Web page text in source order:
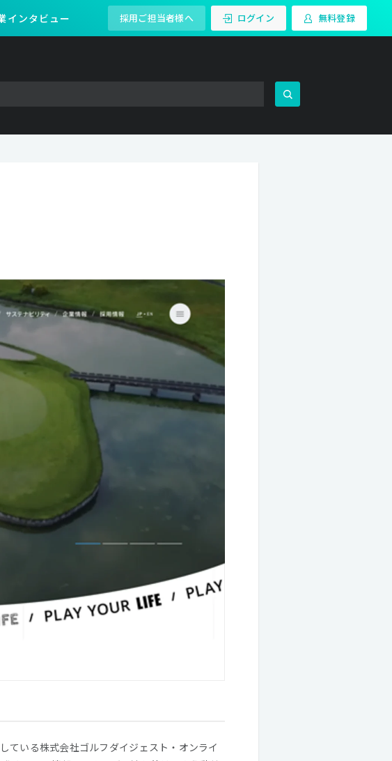
インタビュー 採用ご担当者様へ ログイン 無料登録
ている株式会社ゴルフダイジェスト・オンライ